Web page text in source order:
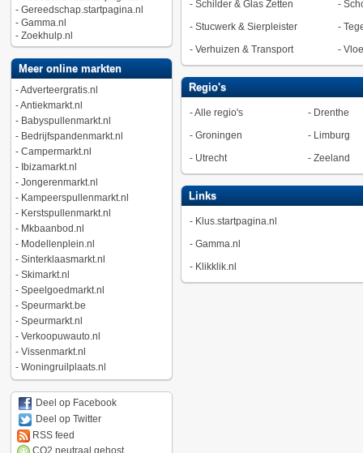
- Gereedschap.startpagina.nl
- Gamma.nl
- Zoekhulp.nl
Meer online markten
-Adverteergratis.nl
-Antiekmarkt.nl
- Babyspullenmarkt.nl
- Bedrijfspandenmarkt.nl
- Campermarkt.nl
- Ibizamarkt.nl
- Jongerenmarkt.nl
- Kampeerspullenmarkt.nl
- Kerstspullenmarkt.nl
- Mkbaanbod.nl
- Modellenplein.nl
- Sinterklaasmarkt.nl
- Skimarkt.nl
- Speelgoedmarkt.nl
- Speurmarkt.be
- Speurmarkt.nl
- Verkoopuwauto.nl
- Vissenmarkt.nl
- Woningruilplaats.nl
Deel op Facebook
Deel op Twitter
RSS feed
CO2 neutraal gehost
- Schilder & Glas Zetten -
- Stucwerk & Sierpleister -
- Verhuizen & Transport -
Regio's
-Alle regio's - Drenthe
- Groningen - Limburg
- Utrecht - Zeeland
Links
- Klus.startpagina.nl
- Gamma.nl
- Klikklik.nl